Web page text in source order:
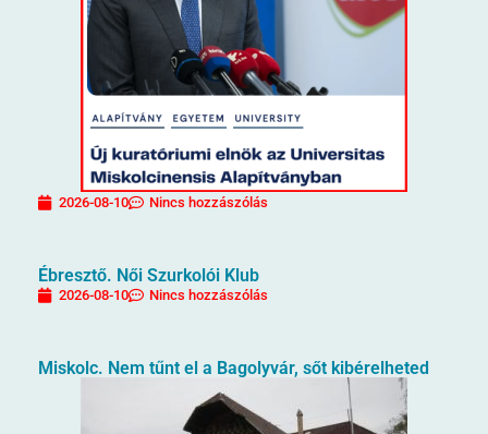
2026-08-10 Nincs hozzászólás
Ébresztő. Női Szurkolói Klub
2026-08-10 Nincs hozzászólás
Miskolc. Nem tűnt el a Bagolyvár, sőt kibérelheted